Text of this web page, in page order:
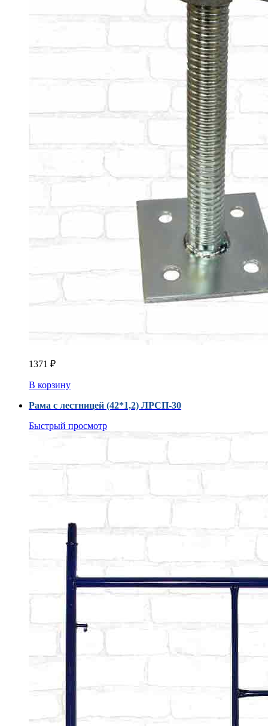
1371 ₽
В корзину
Рама с лестницей (42*1,2) ЛРСП-30
Быстрый просмотр